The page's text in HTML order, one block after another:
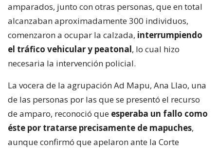
amparados, junto con otras personas, que en total
alcanzaban aproximadamente 300 individuos,
comenzaron a ocupar la calzada, interrumpiendo
el tráfico vehicular y peatonal, lo cual hizo
necesaria la intervención policial.
La vocera de la agrupación Ad Mapu, Ana Llao, una
de las personas por las que se presentó el recurso
de amparo, reconoció que esperaba un fallo como
éste por tratarse precisamente de mapuches,
aunque confirmó que apelaron ante la Corte